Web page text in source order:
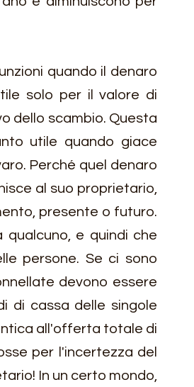
quando il denaro
solo per il valore di
dello scambio. Questa
Perché quel denaro
al suo proprietario,
presente o futuro.
e quindi che
persone. Se ci sono
devono essere
di cassa delle singole
all'offerta totale di
per l'incertezza del
In un certo mondo,